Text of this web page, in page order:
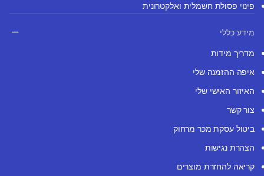
פינוי פסולת חשמלית ואלקטרונית
מידע כללי
מדריך מידות
איפה ההזמנה שלי
האיזור האישי שלי
צור קשר
ביטול עסקת מכר מרחוק
הצהרת נגישות
קריאה להחזרת מוצרים